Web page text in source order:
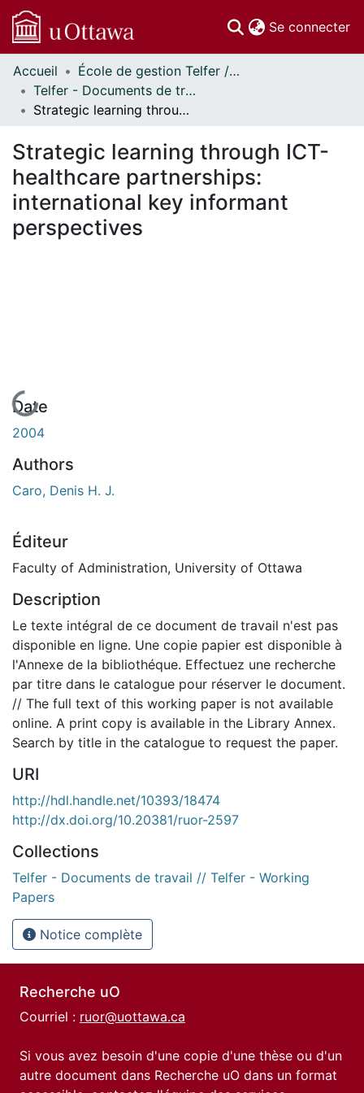
Se connecter
Communautés
et collections
Parcourir
À propos
Accueil
École de gestion Telfer // Telfer School of Management
Telfer - Documents de travail // Telfer - Working Papers
Strategic learning through ICT-healthcare partnerships: international key informant perspectives
Strategic learning through ICT-
healthcare partnerships:
international key informant
perspectives
En cours de chargement...
Date
2004
Authors
Caro, Denis H. J.
Éditeur
Faculty of Administration, University of Ottawa
Description
Le texte intégral de ce document de travail n'est pas
disponible en ligne. Une copie papier est disponible à
l'Annexe de la bibliothéque. Effectuez une recherche
par titre dans le catalogue pour réserver le document.
// The full text of this working paper is not available
online. A print copy is available in the Library Annex.
Search by title in the catalogue to request the paper.
URI
http://hdl.handle.net/10393/18474
http://dx.doi.org/10.20381/ruor-2597
Collections
Telfer - Documents de travail // Telfer - Working
Papers
Notice complète
Recherche uO
Courriel : ruor@uottawa.ca
Si vous avez besoin d'une copie d'une thèse ou d'un
autre document dans Recherche uO dans un format